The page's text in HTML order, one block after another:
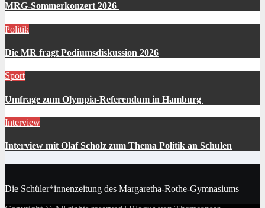
MRG-Sommerkonzert 2026
Politik
Die MR fragt Podiumsdiskussion 2026
Sport
Umfrage zum Olympia-Referendum in Hamburg
Interview
Interview mit Olaf Scholz zum Thema Politik an Schulen
Die Schüler*innenzeitung des Margaretha-Rothe-Gymnasiums